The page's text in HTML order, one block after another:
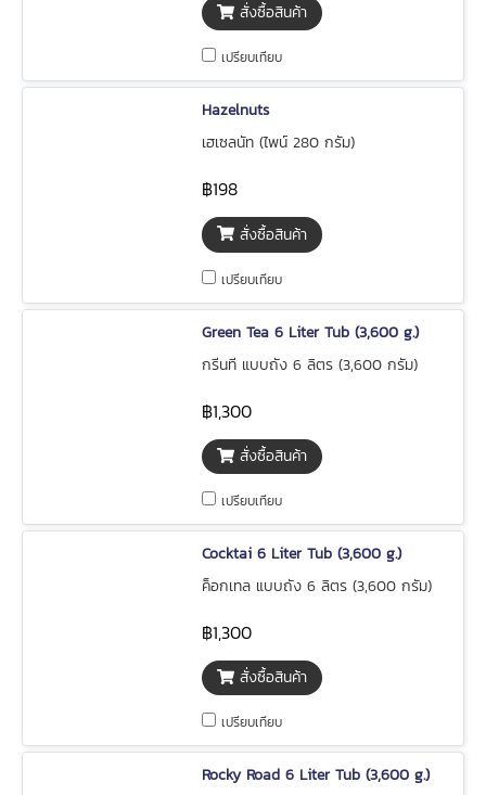
สั่งซื้อสินค้า
เปรียบเทียบ
Hazelnuts
เฮเซลนัท (ไพน์ 280 กรัม)
฿198
สั่งซื้อสินค้า
เปรียบเทียบ
Green Tea 6 Liter Tub (3,600 g.)
กรีนที แบบถัง 6 ลิตร (3,600 กรัม)
฿1,300
สั่งซื้อสินค้า
เปรียบเทียบ
Cocktai 6 Liter Tub (3,600 g.)
ค็อกเทล แบบถัง 6 ลิตร (3,600 กรัม)
฿1,300
สั่งซื้อสินค้า
เปรียบเทียบ
Rocky Road 6 Liter Tub (3,600 g.)